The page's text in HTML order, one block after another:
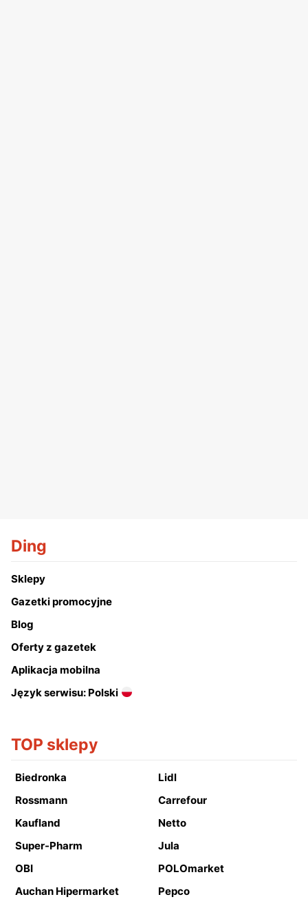
Ding
Sklepy
Gazetki promocyjne
Blog
Oferty z gazetek
Aplikacja mobilna
Język serwisu: Polski
TOP sklepy
Biedronka
Lidl
Rossmann
Carrefour
Kaufland
Netto
Super-Pharm
Jula
OBI
POLOmarket
Auchan Hipermarket
Pepco